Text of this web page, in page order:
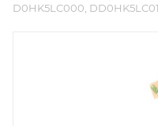
D0HK5LC000,